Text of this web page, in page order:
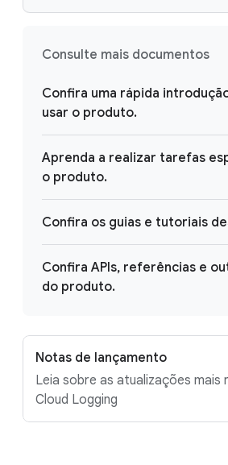
Consulte mais documentos
Confira uma rápida
usar o produto.
Aprenda a realizar tarefas
o produto.
Confira os guias e tutoriais
Confira APIs, referências e
do produto.
Notas de lançamento
Leia sobre as atualizações mais
Cloud Logging